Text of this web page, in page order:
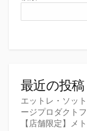
最近の投稿
エットレ・ソッ
ージプロダクト
【店舗限定】メ